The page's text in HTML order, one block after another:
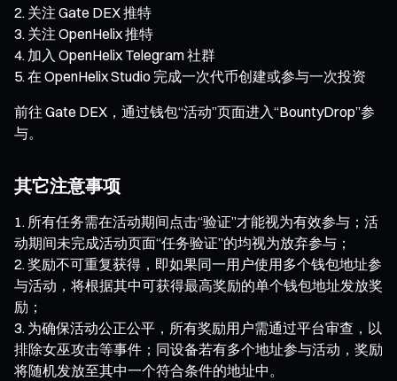
关注 Gate DEX 推特
关注 OpenHelix 推特
加入 OpenHelix Telegram 社群
在 OpenHelix Studio 完成一次代币创建或参与一次投资
前往 Gate DEX，通过钱包“活动”页面进入“BountyDrop”参
与。
其它注意事项
所有任务需在活动期间点击“验证”才能视为有效参与；活
动期间未完成活动页面“任务验证”的均视为放弃参与；
奖励不可重复获得，即如果同一用户使用多个钱包地址参
与活动，将根据其中可获得最高奖励的单个钱包地址发放奖
励；
为确保活动公正公平，所有奖励用户需通过平台审查，以
排除女巫攻击等事件；同设备若有多个地址参与活动，奖励
将随机发放至其中一个符合条件的地址中。